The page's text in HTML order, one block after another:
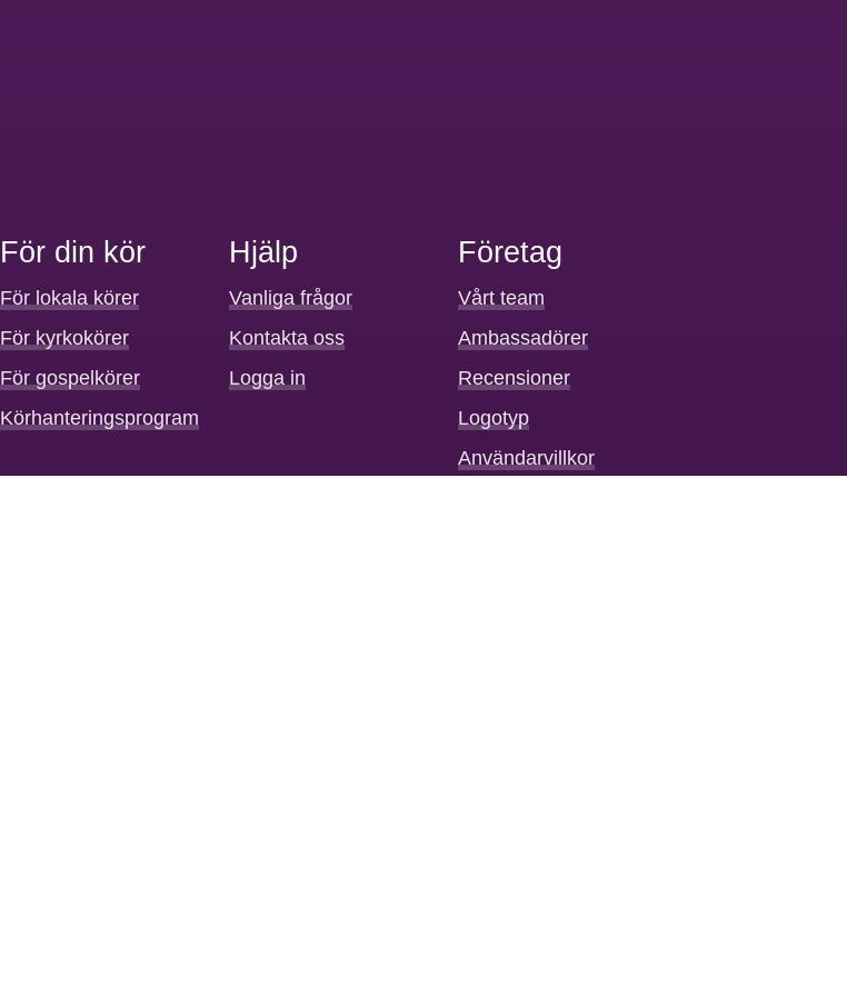
För din kör
För lokala körer
För kyrkokörer
För gospelkörer
Körhanteringsprogram
Hjälp
Vanliga frågor
Kontakta oss
Logga in
Företag
Vårt team
Ambassadörer
Recensioner
Logotyp
Användarvillkor